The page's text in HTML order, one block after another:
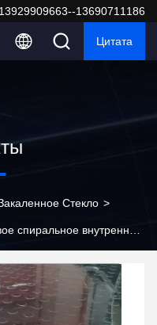
13690711186
Цитата
Стекло >
спиральное внутренние